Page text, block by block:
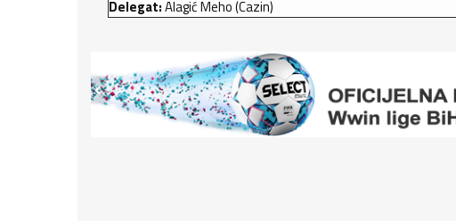
Delegat:Alagić Meho (Cazin)